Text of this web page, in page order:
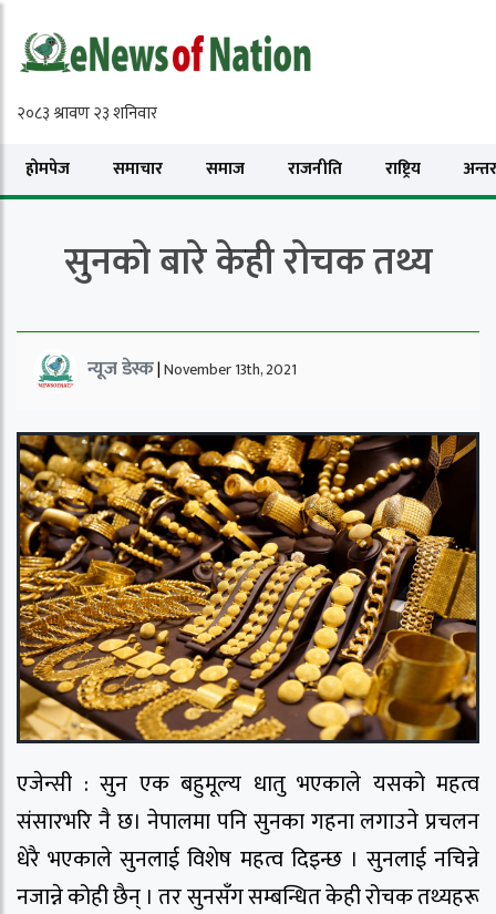
होमपेज समाचार समाज राजनीति राष्ट्रिय
सुनको बारे केही रोचक तथ्य
न्यूज डेस्क|November 13th, 2021
एजेन्सी : सुन एक बहुमूल्य धातु भएकाले यसको महत्व
संसारभरि नै छ। नेपालमा पनि सुनका गहना लगाउने प्रचलन
धेरै भएकाले सुनलाई विशेष महत्व दिइन्छ । सुनलाई नचिन्ने
नजान्ने कोही छैन् । तर सुनसँग सम्बन्धित केही रोचक तथ्यहरू